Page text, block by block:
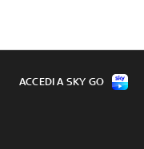
ACCEDI A SKY GO